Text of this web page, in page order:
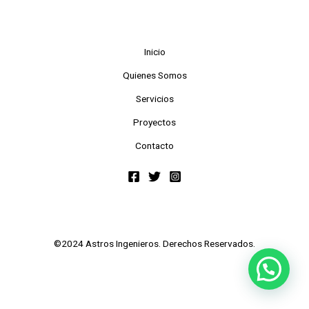
Inicio
Quienes Somos
Servicios
Proyectos
Contacto
©2024 Astros Ingenieros. Derechos Reservados.